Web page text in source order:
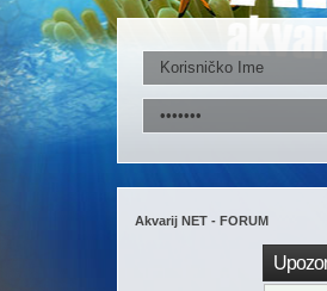
Akvarij NET - FORUM